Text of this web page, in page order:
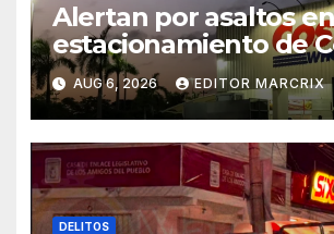
Alertan por asaltos en
estacionamiento de
Cancún
AUG 6, 2026 EDITOR MARCRIX
DELITOS